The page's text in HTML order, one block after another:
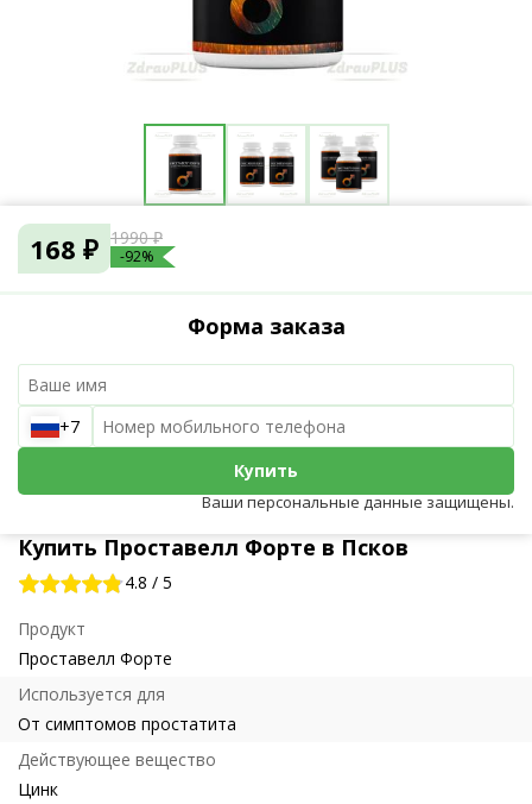
Купить Проставелл Форте в Псков
4.8 / 5
Продукт
Проставелл Форте
Используется для
От симптомов простатита
Действующее вещество
Цинк
168 ₽ 1990 ₽
-92%
Форма заказа
+7
Купить
Ваши персональные данные защищены.